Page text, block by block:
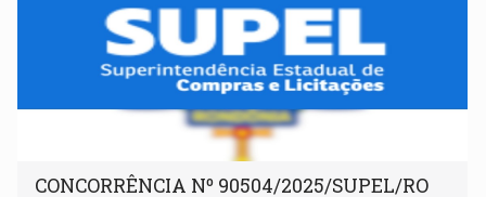
CONCORRÊNCIA Nº 90504/2025/SUPEL/RO